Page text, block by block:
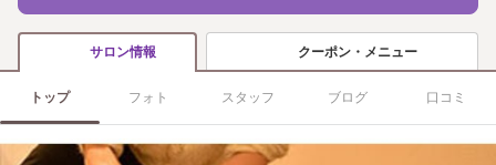
サロン情報 クーポン・メニュー
トップ フォト スタッフ ブログ 口コミ